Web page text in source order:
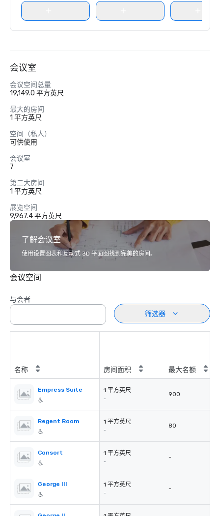
会议室
会议空间总量
19,149.0 平方英尺
最大的房间
1 平方英尺
空间（私人）
可供使用
会议室
7
第二大房间
1 平方英尺
展览空间
9,967.4 平方英尺
了解会议室
使用设置图表和互动式 3D 平面图找到完美的房间。
会议空间
与会者
筛选器
名称 房间面积 最大名额
Empress Suite 1 平方英尺
-
900
Regent Room 1 平方英尺
-
80
Consort 1 平方英尺
-
-
George III 1 平方英尺
-
-